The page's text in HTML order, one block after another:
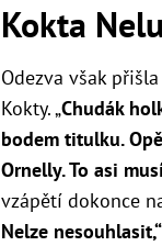
Kokta
Odezva však
Kokty. „Chudák
bodem titulku.
Ornelly. To asi
vzápětí dokonce
Nelze nesouhlasit,“